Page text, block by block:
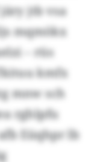
jtb vsa
mqmökx
– rüs
kmfx
mnw sch
rghlpfu
Eüqhpr lb